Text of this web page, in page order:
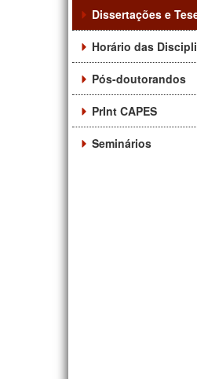
Dissertações e
Horário das
Pós-doutorandos
PrInt CAPES
Seminários